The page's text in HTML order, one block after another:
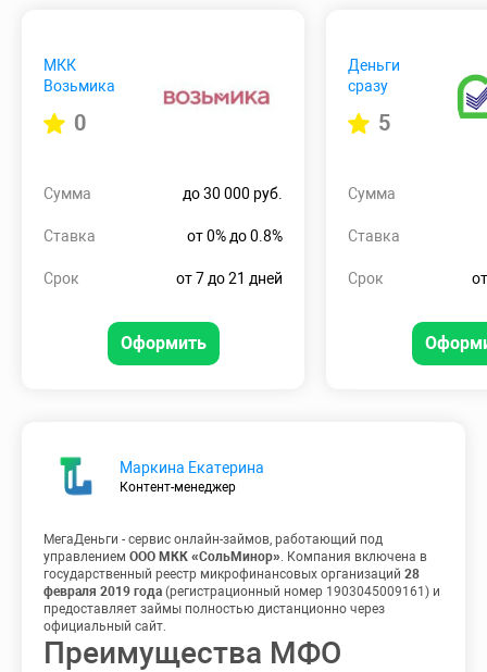
МКК
Возьмика
0
Сумма до 30 000 руб.
Ставка от 0% до 0.8%
Срок от 7 до 21 дней
Оформить
Деньги
сразу
5
Сумма
Ставка
Срок
Маркина Екатерина
Контент-менеджер
МегаДеньги - сервис онлайн-займов, работающий под
управлением ООО МКК «СольМинор». Компания включена в
государственный реестр микрофинансовых организаций 28
февраля 2019 года (регистрационный номер 1903045009161) и
предоставляет займы полностью дистанционно через
официальный сайт.
Преимущества МФО